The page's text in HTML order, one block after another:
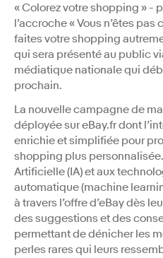
« Colorez votre shopping » -
l’accroche « Vous n’êtes
faites votre shopping
qui sera présenté au public
médiatique nationale qui
prochain.
La nouvelle campagne de
déployée sur eBay.fr dont
enrichie et simplifiée pour
shopping plus
Artificielle (IA) et aux
automatique (machine
à travers l’offre d’eBay dès
des suggestions et des
permettant de dénicher les
perles rares qui leurs